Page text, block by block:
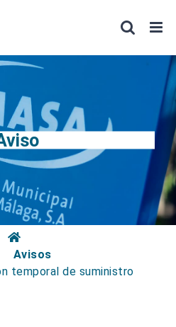
Avisos
temporal de suministro